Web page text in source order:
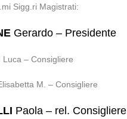
Sigg.ri Magistrati:
Gerardo – Presidente
Luca – Consigliere
M. – Consigliere
Paola – rel. Consigliere